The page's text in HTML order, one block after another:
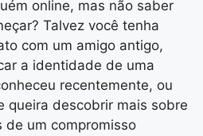
online, mas não saber
Talvez você tenha
com um amigo antigo,
a identidade de uma
recentemente, ou
queira descobrir mais sobre
de um compromisso